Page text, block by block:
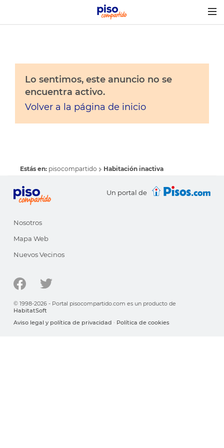
Lo sentimos, este anuncio no se
encuentra activo.
Volver a la página de inicio
Estás en: pisocompartido Habitación inactiva
Un portal de
Nosotros
Mapa Web
Nuevos Vecinos
© 1998-2026 - Portal pisocompartido.com es un producto de
HabitatSoft
Aviso legal y política de privacidad · Política de cookies